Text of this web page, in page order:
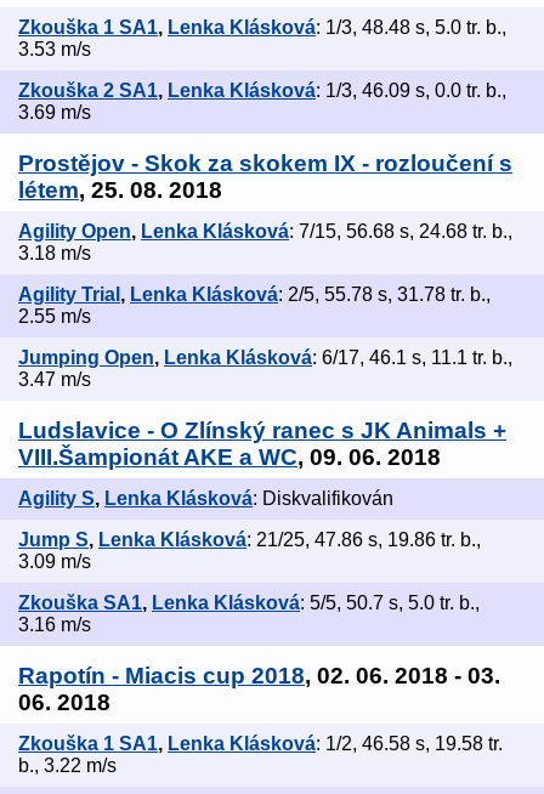
Zkouška 1 SA1, Lenka Klásková: 1/3, 48.48 s, 5.0 tr. b.,
3.53 m/s
Zkouška 2 SA1, Lenka Klásková: 1/3, 46.09 s, 0.0 tr. b.,
3.69 m/s
Prostějov - Skok za skokem IX - rozloučení s
létem, 25. 08. 2018
Agility Open, Lenka Klásková: 7/15, 56.68 s, 24.68 tr. b.,
3.18 m/s
Agility Trial , Lenka Klásková: 2/5, 55.78 s, 31.78 tr. b.,
2.55 m/s
Jumping Open, Lenka Klásková: 6/17, 46.1 s, 11.1 tr. b.,
3.47 m/s
Ludslavice - O Zlínský ranec s JK Animals +
VIII.Šampionát AKE a WC, 09. 06. 2018
Agility S, Lenka Klásková: Diskvalifikován
Jump S, Lenka Klásková: 21/25, 47.86 s, 19.86 tr. b.,
3.09 m/s
Zkouška SA1, Lenka Klásková: 5/5, 50.7 s, 5.0 tr. b.,
3.16 m/s
Rapotín - Miacis cup 2018, 02. 06. 2018 - 03.
06. 2018
Zkouška 1 SA1, Lenka Klásková: 1/2, 46.58 s, 19.58 tr.
b., 3.22 m/s